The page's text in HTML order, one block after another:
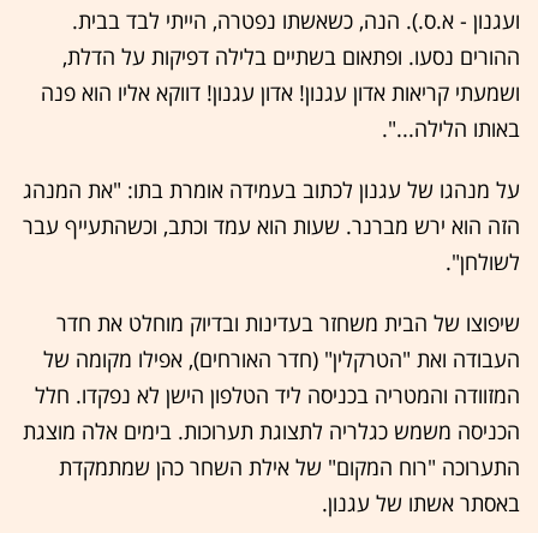
ועגנון - א.ס.). הנה, כשאשתו נפטרה, הייתי לבד בבית.
ההורים נסעו. ופתאום בשתיים בלילה דפיקות על הדלת,
ושמעתי קריאות אדון עגנון! אדון עגנון! דווקא אליו הוא פנה
באותו הלילה...".
על מנהגו של עגנון לכתוב בעמידה אומרת בתו: "את המנהג
הזה הוא ירש מברנר. שעות הוא עמד וכתב, וכשהתעייף עבר
לשולחן".
שיפוצו של הבית משחזר בעדינות ובדיוק מוחלט את חדר
העבודה ואת "הטרקלין" (חדר האורחים), אפילו מקומה של
המזוודה והמטריה בכניסה ליד הטלפון הישן לא נפקדו. חלל
הכניסה משמש כגלריה לתצוגת תערוכות. בימים אלה מוצגת
התערוכה "רוח המקום" של אילת השחר כהן שמתמקדת
באסתר אשתו של עגנון.